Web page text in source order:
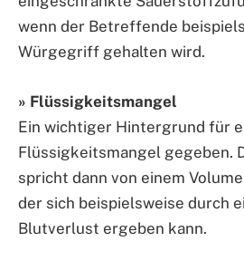
wenn der Betreffende
Würgegriff gehalten wird.
» Flüssigkeitsmangel
Ein wichtiger Hintergrund für
Flüssigkeitsmangel gegeben.
spricht dann von einem
der sich beispielsweise durch
Blutverlust ergeben kann.